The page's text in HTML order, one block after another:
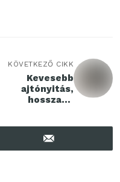
KÖVETKEZŐ CIKK
Kevesebb
ajtónyitás,
hosszabb
új hűtője